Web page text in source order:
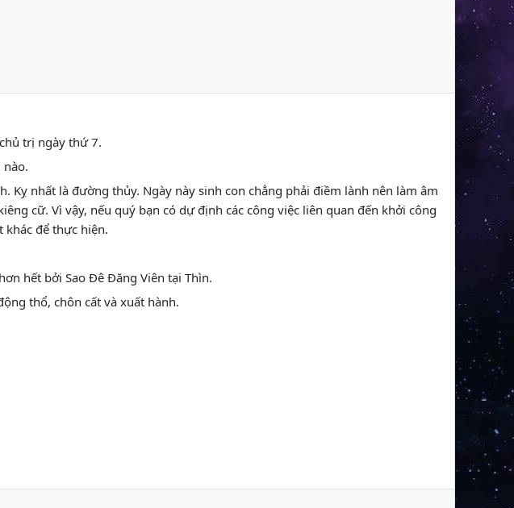
trị ngày thứ 7.
nào.
Kỵ nhất là đường thủy. Ngày này sinh con chẳng phải điềm lành nên làm âm
cữ. Vì vậy, nếu quý bạn có dự định các công việc liên quan đến khởi công
khác để thực hiện.
hết bởi Sao Đê Đăng Viên tại Thìn.
thổ, chôn cất và xuất hành.